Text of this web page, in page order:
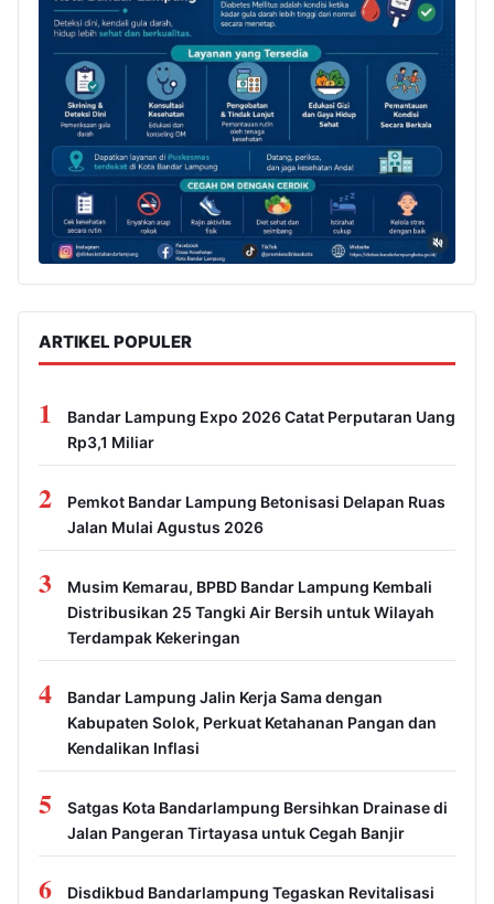
ARTIKEL POPULER
1
Bandar Lampung Expo 2026 Catat Perputaran Uang
Rp3,1 Miliar
2
Pemkot Bandar Lampung Betonisasi Delapan Ruas
Jalan Mulai Agustus 2026
3
Musim Kemarau, BPBD Bandar Lampung Kembali
Distribusikan 25 Tangki Air Bersih untuk Wilayah
Terdampak Kekeringan
4
Bandar Lampung Jalin Kerja Sama dengan
Kabupaten Solok, Perkuat Ketahanan Pangan dan
Kendalikan Inflasi
5
Satgas Kota Bandarlampung Bersihkan Drainase di
Jalan Pangeran Tirtayasa untuk Cegah Banjir
6 Disdikbud Bandarlampung Tegaskan Revitalisasi